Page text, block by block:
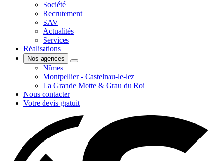
Société
Recrutement
SAV
Actualités
Services
Réalisations
Nos agences
Nîmes
Montpellier - Castelnau-le-lez
La Grande Motte & Grau du Roi
Nous contacter
Votre devis gratuit